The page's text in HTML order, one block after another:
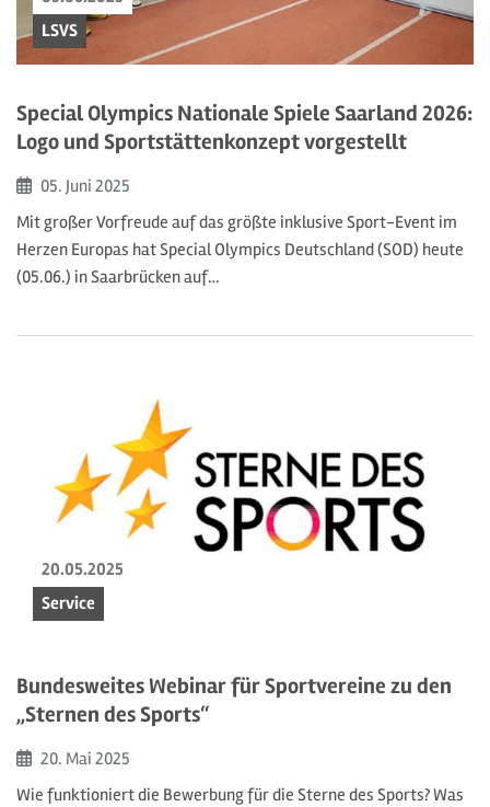
Special Olympics Nationale Spiele Saarland 2026:
Logo und Sportstättenkonzept vorgestellt
Beginn:
05. Juni 2025
Mit großer Vorfreude auf das größte inklusive Sport-Event im
Herzen Europas hat Special Olympics Deutschland (SOD) heute
(05.06.) in Saarbrücken auf…
LSVS
Bundesweites Webinar für Sportvereine zu den
„Sternen des Sports“
Beginn:
20. Mai 2025
Wie funktioniert die Bewerbung für die Sterne des Sports? Was
20.05.2025
Service